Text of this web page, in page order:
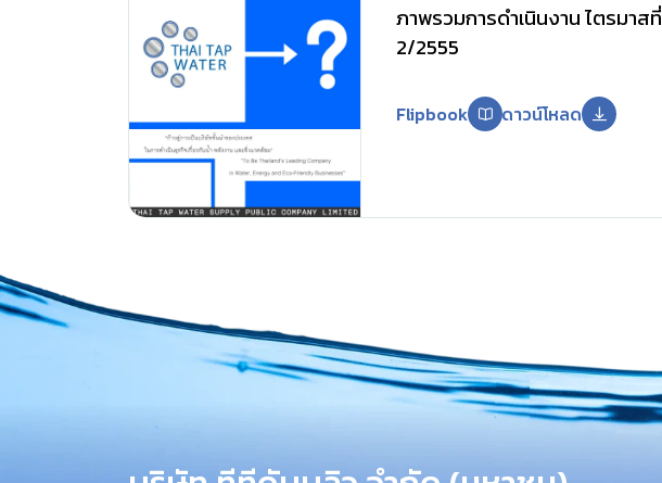
ภาพรวมการดำเนินงาน ไตรมาสที่
2/2555
Flipbook ดาวน์โหลด